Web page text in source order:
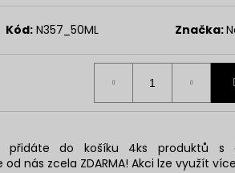
Kód: N357_50ML Značka:
přidáte do košíku 4ks produktů s
nás zcela ZDARMA! Akci lze využít